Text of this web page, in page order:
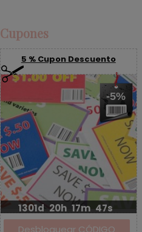
Cupones
5 % Cupon Descuento
-5%
1301d 20h 17m 47s